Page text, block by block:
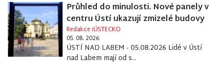
Průhled do minulosti. Nové panely v
centru Ústí ukazují zmizelé budovy
Redakce iÚSTECKO
05. 08. 2026
ÚSTÍ NAD LABEM - 05.08.2026 Lidé v Ústí
nad Labem mají od s...